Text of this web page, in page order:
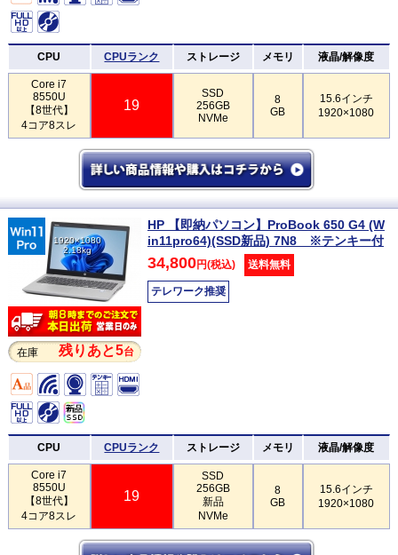
CPU CPUランク ストレージ メモリ 液晶/解像度
Core i7
8550U
【8世代】
4コア8スレ
19
SSD
256GB
NVMe
8
GB
15.6インチ
1920×1080
1920×1080
2.18kg
在庫 残りあと5台
HP 【即納パソコン】ProBook 650 G4 (W
in11pro64)(SSD新品) 7N8 ※テンキー付
34,800円(税込) 送料無料
テレワーク推奨
CPU CPUランク ストレージ メモリ 液晶/解像度
Core i7
8550U
【8世代】
4コア8スレ
19
SSD
256GB
新品
NVMe
8
GB
15.6インチ
1920×1080